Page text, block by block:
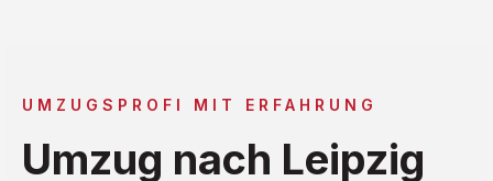
UMZUGSPROFI MIT ERFAHRUNG
Umzug nach Leipzig